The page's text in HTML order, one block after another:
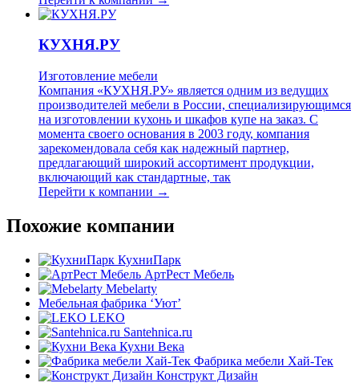
КУХНЯ.РУ
Изготовление мебели
Компания «КУХНЯ.РУ» является одним из ведущих
производителей мебели в России, специализирующимся
на изготовлении кухонь и шкафов купе на заказ. С
момента своего основания в 2003 году, компания
зарекомендовала себя как надежный партнер,
предлагающий широкий ассортимент продукции,
включающий как стандартные, так
Перейти к компании →
Похожие компании
КухниПарк
АртРест Мебель
Mebelarty
Мебельная фабрика ‘Уют’
LEKO
Santehnica.ru
Кухни Века
Фабрика мебели Хай-Тек
Конструкт Дизайн